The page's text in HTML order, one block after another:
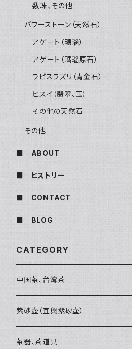
数珠、その他
パワーストーン（天然石）
アゲート（瑪瑙）
アゲート（瑪瑙原石）
ラピスラズリ（青金石）
ヒスイ（翡翠、玉）
その他の天然石
その他
■ ABOUT
■ ヒストリー
■ CONTACT
■ BLOG
CATEGORY
中国茶、台湾茶
烏龍茶（ウーロン茶）
黒茶（緊圧茶、普洱茶）
紫砂壺（宜興紫砂壷）
大師、名人、高工の作品
茶器、茶道具